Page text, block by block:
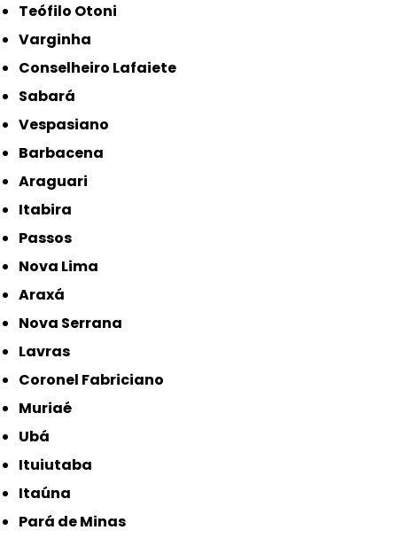
Teófilo Otoni
Varginha
Conselheiro Lafaiete
Sabará
Vespasiano
Barbacena
Araguari
Itabira
Passos
Nova Lima
Araxá
Nova Serrana
Lavras
Coronel Fabriciano
Muriaé
Ubá
Ituiutaba
Itaúna
Pará de Minas